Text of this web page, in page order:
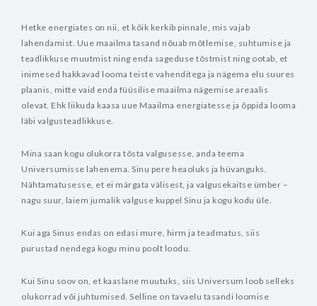
Hetke energiates on nii, et kõik kerkib pinnale, mis vajab
lahendamist. Uue maailma tasand nõuab mõtlemise, suhtumise ja
teadlikkuse muutmist ning enda sageduse tõstmist ning ootab, et
inimesed hakkavad looma teiste vahenditega ja nägema elu suures
plaanis, mitte vaid enda füüsilise maailma nägemise areaalis
olevat. Ehk liikuda kaasa uue Maailma energiatesse ja õppida looma
läbi valgusteadlikkuse.
Mina saan kogu olukorra tõsta valgusesse, anda teema
Universumisse lahenema. Sinu pere heaoluks ja hüvanguks.
Nähtamatusesse, et ei märgata välisest, ja valgusekaitse ümber –
nagu suur, laiem jumalik valguse kuppel Sinu ja kogu kodu üle.
Kui aga Sinus endas on edasi mure, hirm ja teadmatus, siis
purustad nendega kogu minu poolt loodu.
Kui Sinu soov on, et kaaslane muutuks, siis Universum loob selleks
olukorrad või juhtumised. Selline on tavaelu tasandi loomise